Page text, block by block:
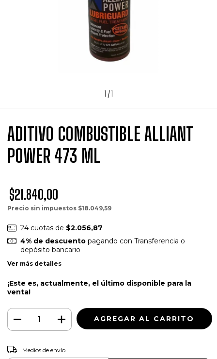
1 /1
ADITIVO COMBUSTIBLE ALLIANT
POWER 473 ML
$21.840,00
Precio sin impuestos $18.049,59
24 cuotas de $2.056,87
4% de descuentopagando con Transferencia o
depósito bancario
Ver más detalles
¡Este es, actualmente, el último disponible para la
venta!
Entregas para el CP:
Medios de envío